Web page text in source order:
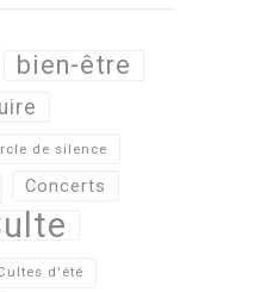
bien-être
de silence
Concerts
d'été